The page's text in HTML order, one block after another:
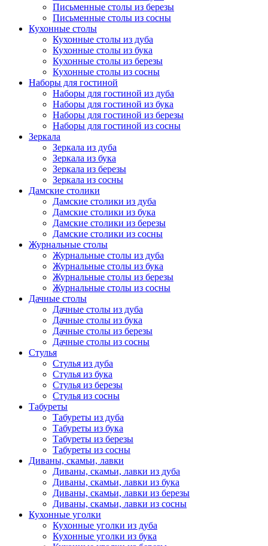
Письменные столы из березы
Письменные столы из сосны
Кухонные столы
Кухонные столы из дуба
Кухонные столы из бука
Кухонные столы из березы
Кухонные столы из сосны
Наборы для гостиной
Наборы для гостиной из дуба
Наборы для гостиной из бука
Наборы для гостиной из березы
Наборы для гостиной из сосны
Зеркала
Зеркала из дуба
Зеркала из бука
Зеркала из березы
Зеркала из сосны
Дамские столики
Дамские столики из дуба
Дамские столики из бука
Дамские столики из березы
Дамские столики из сосны
Журнальные столы
Журнальные столы из дуба
Журнальные столы из бука
Журнальные столы из березы
Журнальные столы из сосны
Дачные столы
Дачные столы из дуба
Дачные столы из бука
Дачные столы из березы
Дачные столы из сосны
Стулья
Стулья из дуба
Стулья из бука
Стулья из березы
Стулья из сосны
Табуреты
Табуреты из дуба
Табуреты из бука
Табуреты из березы
Табуреты из сосны
Диваны, скамьи, лавки
Диваны, скамьи, лавки из дуба
Диваны, скамьи, лавки из бука
Диваны, скамьи, лавки из березы
Диваны, скамьи, лавки из сосны
Кухонные уголки
Кухонные уголки из дуба
Кухонные уголки из бука